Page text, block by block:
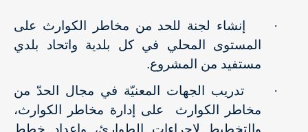
·
إنشاء لجنة للحد من مخاطر الكوارث على
المستوى المحلي في كل بلدية واتحاد بلدي
مستفيد من المشروع.
·
تدريب الجهات المعنيّة في مجال الحدّ من
مخاطر الكوارث على إدارة مخاطر الكوارث،
والتخطيط لإجراءات الطوارئ، وإعداد خطط